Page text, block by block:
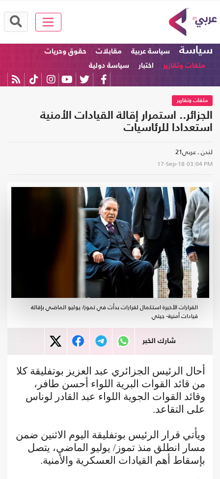
سياسة سياسة عربية مقابلات
حقوق وحريات
ملفات وتقارير
اختبار سياسة دولية
ملفات وتقارير
الجزائر.. استمرار إقالة القيادات الأمنية
استعدادا للرئاسيات
لندن ـ عربي21
17-Sep-18 03:04 PM
القرارات الأخيرة استكمال لقرارات بدأت في تموز/ يوليو الماضي بإقالة
قيادات أمنية- جيتي
شارك الخبر
أحال الرئيس الجزائري عبد العزيز بوتفليقة كلا
من قائد القوات البرية اللواء أحسن طافر،
وقائد القوات الجوية اللواء عبد القادر لوناس
على التقاعد.
ويأتي قرار الرئيس بوتفليقة اليوم الاثنين ضمن
مسار انطلق منذ تموز/ يوليو الماضي، يتصل
بإسقاط أهم القيادات العسكرية والأمنية.